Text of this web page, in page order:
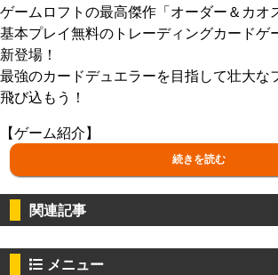
ゲームロフトの最高傑作「オーダー＆カオ
基本プレイ無料のトレーディングカードゲ
新登場！
最強のカードデュエラーを目指して壮大な
飛び込もう！
【ゲーム紹介】
▼重厚なストーリー！
「オーダー＆カオス」シリーズの壮大なフ
ードバトルで味わおう！
偉大なヒーロー、カードデュエラーとして
に希望の光を照らせ！
続きを読む
関連記事
メニュー